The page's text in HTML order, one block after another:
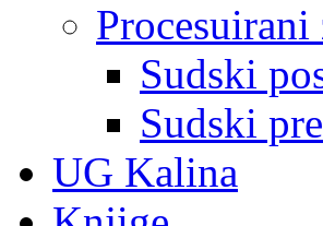
Sudski
Sudski
UG Kalina